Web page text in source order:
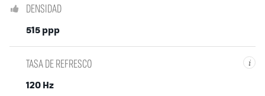
DENSIDAD
515 ppp
i
TASA DE REFRESCO
120 Hz